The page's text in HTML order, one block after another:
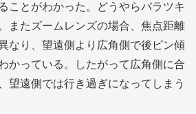
ことがわかった。どうやらバラツキ
またズームレンズの場合、焦点距離
なり、望遠側より広角側で後ピン傾
かっている。したがって広角側に合
望遠側では行き過ぎになってしまう